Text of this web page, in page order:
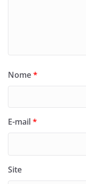
Nome*
E-mail*
Site